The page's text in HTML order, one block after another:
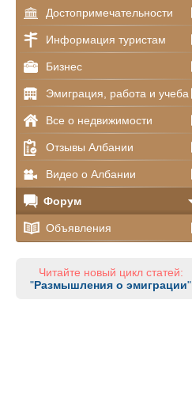
Достопримечательности
Информация туристам
Бизнес
Эмиграция, работа и учеба
Все о недвижимости
Отзывы Албании
Видео о Албании
Форум
Объявления
Читайте новый цикл статей:
"Размышления о эмиграции"